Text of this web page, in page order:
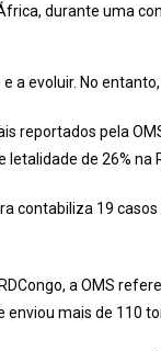
durante uma
a evoluir. No
reportados pela
de 26% na
contabiliza 19
a OMS
enviou mais de 110